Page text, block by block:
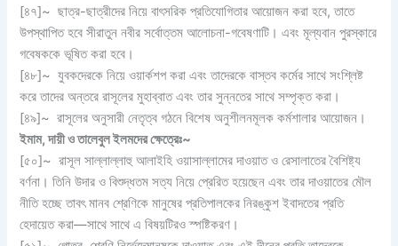
[৪৭]~ ছাত্র-ছাত্রীদের নিয়ে বাৎসরিক প্রতিযোগিতার আয়োজন করা হবে, তাতে
উপস্থাপিত হবে সীরাতুন নবীর সর্বোত্তম আলোচনা-গবেষণাটি। এবং মূল্যবান পুরস্কারে
গবেষককে ভূষিত করা হবে।
[৪৮]~ যুবকদেরকে নিয়ে ওয়ার্কশপ করা এবং তাদেরকে বাস্তব কর্মের সাথে সংশ্লিষ্ট
করে তাদের অন্তরে রাসূলের মুহাব্বাত এবং তার সুন্নতের সাথে সম্পৃক্ত করা।
[৪৯]~ রাসূলের অনুসারী নেতৃত্ব গঠনে বিশেষ অনুশীলনমূলক কর্মশালার আয়োজন।
ইমাম,দায়ী ও তালেবুল ইলমদের ক্ষেত্রেঃ~
[৫০]~ রাসূল সাল্লাল্লাহু আলাইহি ওয়াসাল্লামের দাওয়াত ও রেসালাতের বৈশিষ্ট্য
বর্ণনা। তিনি উদার ও বিশুদ্ধতম সত্য নিয়ে প্রেরিত হয়েছেন এবং তার দাওয়াতের মৌল
নীতি হচ্ছে তাবৎ মানব শ্রেণিকে মানুষের প্রতিপালকের নিরঙ্কুশ ইবাদতের প্রতি
হেদায়েত করা—সাথে সাথে এ বিষয়টিরও স্পষ্টিকরণ।